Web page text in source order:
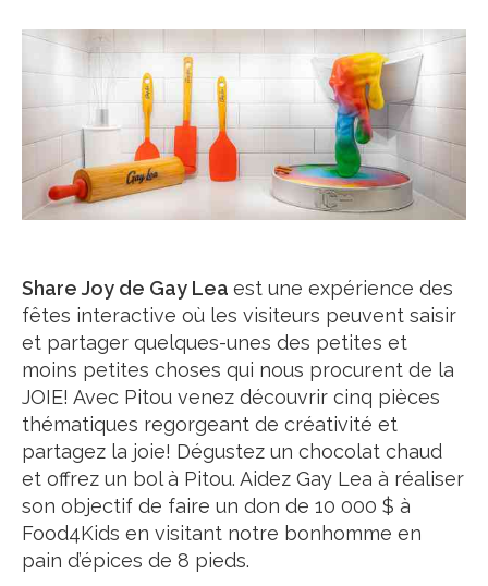
Share Joy de Gay Lea est une expérience des
fêtes interactive où les visiteurs peuvent saisir
et partager quelques-unes des petites et
moins petites choses qui nous procurent de la
JOIE! Avec Pitou venez découvrir cinq pièces
thématiques regorgeant de créativité et
partagez la joie! Dégustez un chocolat chaud
et offrez un bol à Pitou. Aidez Gay Lea à réaliser
son objectif de faire un don de 10 000 $ à
Food4Kids en visitant notre bonhomme en
pain d’épices de 8 pieds.